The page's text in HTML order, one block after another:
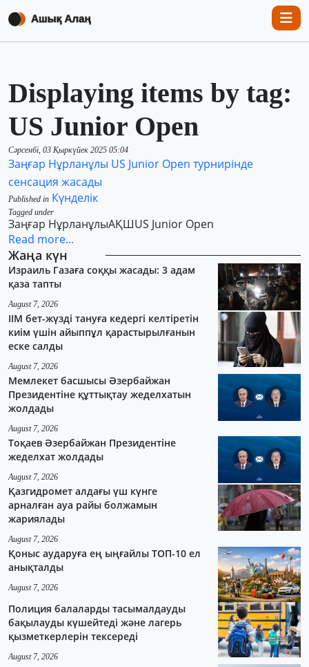
Displaying items by tag:
US Junior Open
Сәрсенбі, 03 Қыркүйек 2025 05:04
Заңғар Нұрланұлы US Junior Open турнирінде
сенсация жасады
Published in Күнделік
Tagged under
Заңғар НұрланұлыАҚШUS Junior Open
Read more...
Жаңа күн
Израиль Газаға соққы жасады: 3 адам
қаза тапты
August 7, 2026
ІІМ бет-жүзді тануға кедергі келтіретін
киім үшін айыппұл қарастырылғанын
еске салды
August 7, 2026
Мемлекет басшысы Әзербайжан
Президентіне құттықтау жеделхатын
жолдады
August 7, 2026
Тоқаев Әзербайжан Президентіне
жеделхат жолдады
August 7, 2026
Қазгидромет алдағы үш күнге
арналған ауа райы болжамын
жариялады
August 7, 2026
Қоныс аударуға ең ыңғайлы ТОП-10 ел
анықталды
August 7, 2026
Полиция балаларды тасымалдауды
бақылауды күшейтеді және лагерь
қызметкерлерін тексереді
August 7, 2026